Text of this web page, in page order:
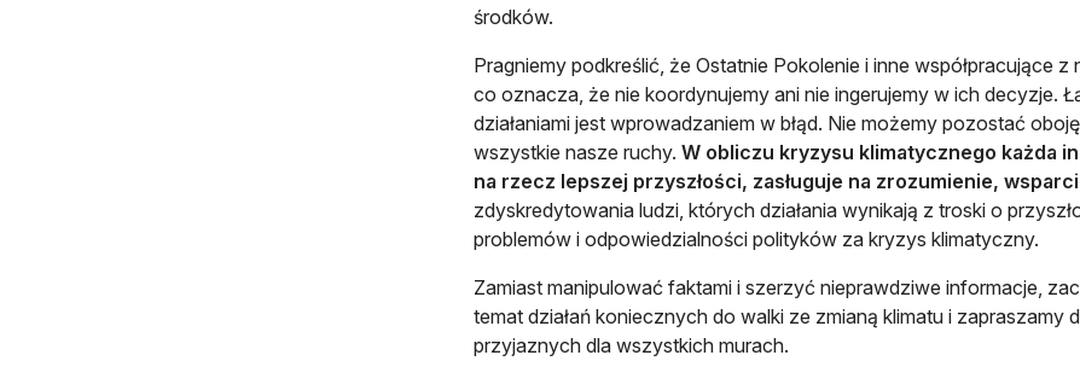
środków.
Pragniemy podkreślić, że Ostatnie Pokolenie i inne współpracujące
co oznacza, że nie koordynujemy ani nie ingerujemy w ich decyzje.
działaniami jest wprowadzaniem w błąd. Nie możemy pozostać
wszystkie nasze ruchy. W obliczu kryzysu klimatycznego każda
na rzecz lepszej przyszłości, zasługuje na zrozumienie,
zdyskredytowania ludzi, których działania wynikają z troski o
problemów i odpowiedzialności polityków za kryzys klimatyczny.
Zamiast manipulować faktami i szerzyć nieprawdziwe informacje,
temat działań koniecznych do walki ze zmianą klimatu i zapraszamy
przyjaznych dla wszystkich murach.